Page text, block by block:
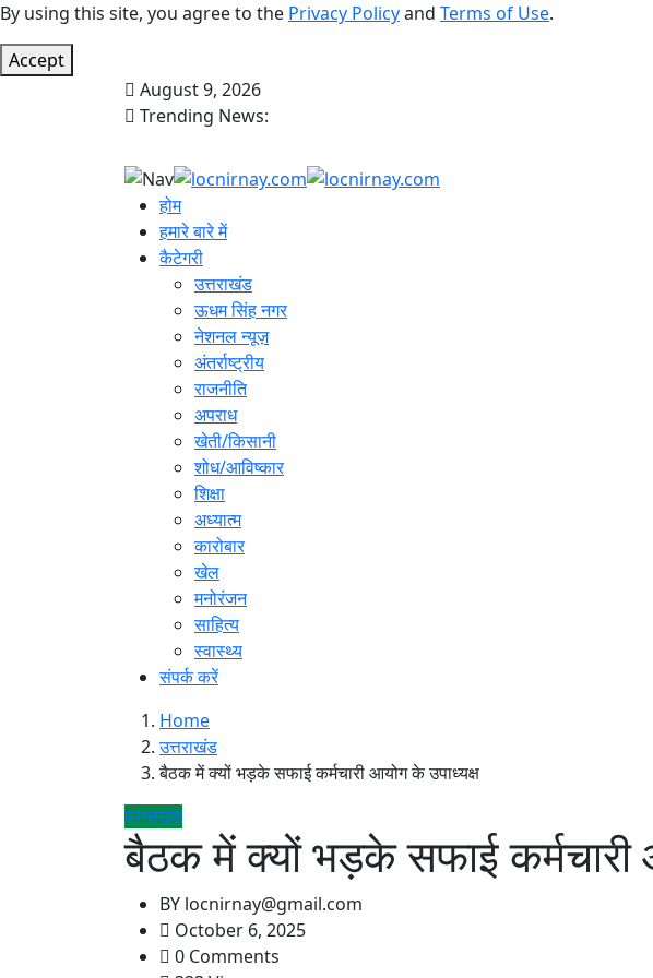
By using this site, you agree to the Privacy Policyand Terms of Use.
Accept
August 9, 2026
Trending News:
होम
हमारे बारे में
कैटेगरी
उत्तराखंड
ऊधम सिंह नगर
नेशनल न्यूज़
अंतर्राष्ट्रीय
राजनीति
अपराध
खेती/किसानी
शोध/आविष्कार
शिक्षा
अध्यात्म
कारोबार
खेल
मनोरंजन
साहित्य
स्वास्थ्य
संपर्क करें
Home
उत्तराखंड
बैठक में क्यों भड़के सफाई कर्मचारी आयोग के उपाध्यक्ष
उत्तराखंड
बैठक में क्यों भड़के सफाई कर्मचारी
BY locnirnay@gmail.com
October 6, 2025
0 Comments